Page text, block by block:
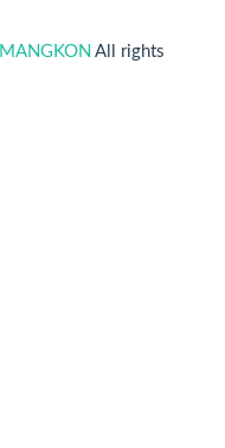
All rights